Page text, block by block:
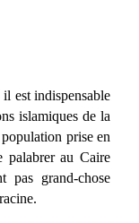
est indispensable
islamiques de la
prise en
palabrer au Caire
pas grand-chose